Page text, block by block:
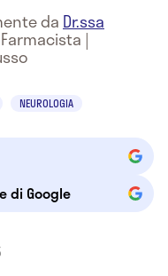
da Dr.ssa
Farmacista |
NEUROLOGIA
di Google